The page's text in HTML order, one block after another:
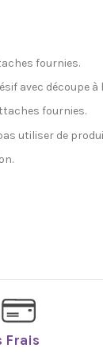
fournies.
avec découpe à
fournies.
utiliser de
Frais